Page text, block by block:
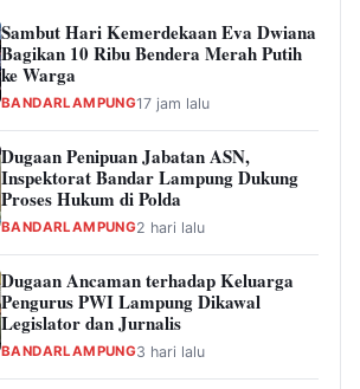
Sambut Hari Kemerdekaan Eva Dwiana
Bagikan 10 Ribu Bendera Merah Putih
ke Warga
BANDARLAMPUNG17 jam lalu
Dugaan Penipuan Jabatan ASN,
Inspektorat Bandar Lampung Dukung
Proses Hukum di Polda
BANDARLAMPUNG2 hari lalu
Dugaan Ancaman terhadap Keluarga
Pengurus PWI Lampung Dikawal
Legislator dan Jurnalis
BANDARLAMPUNG3 hari lalu